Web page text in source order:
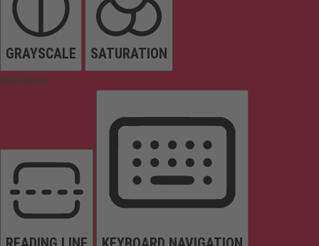
GRAYSCALE SATURATION
Orientation